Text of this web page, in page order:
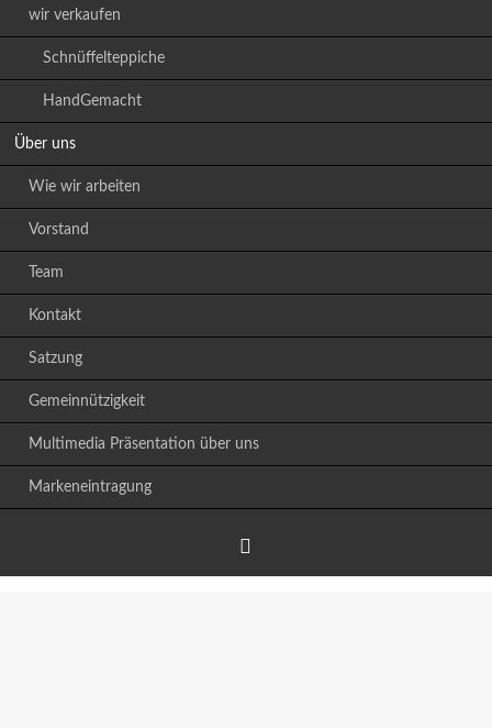
wir verkaufen
Schnüffelteppiche
HandGemacht
Über uns
Wie wir arbeiten
Vorstand
Team
Kontakt
Satzung
Gemeinnützigkeit
Multimedia Präsentation über uns
Markeneintragung